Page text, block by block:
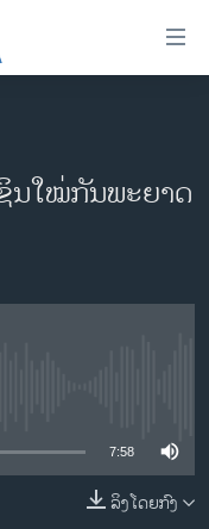
ນໃໝ່ກັນພະຍາດ
7:58
ລິງໂດຍກົງ